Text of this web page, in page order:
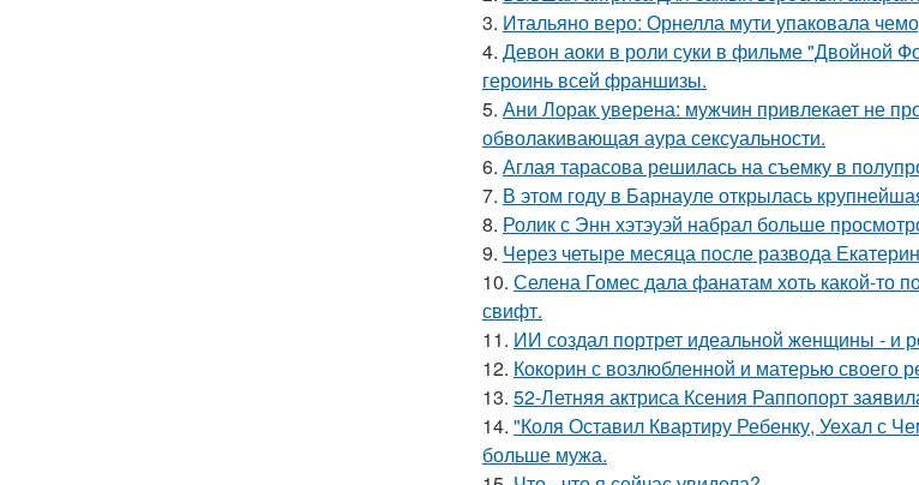
3. Итальяно веро: Орнелла мути упаковала
4. Девон аоки в роли суки в фильме "Двойной
героинь всей франшизы.
5. Ани Лорак уверена: мужчин привлекает не
обволакивающая аура сексуальности.
6. Аглая тарасова решилась на съемку в
7. В этом году в Барнауле открылась
8. Ролик с Энн хэтэуэй набрал больше
9. Через четыре месяца после развода
10. Селена Гомес дала фанатам хоть какой-то
свифт.
11. ИИ создал портрет идеальной женщины - и
12. Кокорин с возлюбленной и матерью своего
13. 52-Летняя актриса Ксения Раппопорт
14. "Коля Оставил Квартиру Ребенку, Уехал с
больше мужа.